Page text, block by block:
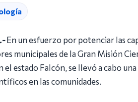
En un esfuerzo por potenciar las
municipales de la Gran Misión
estado Falcón, se llevó a cabo
en las comunidades.